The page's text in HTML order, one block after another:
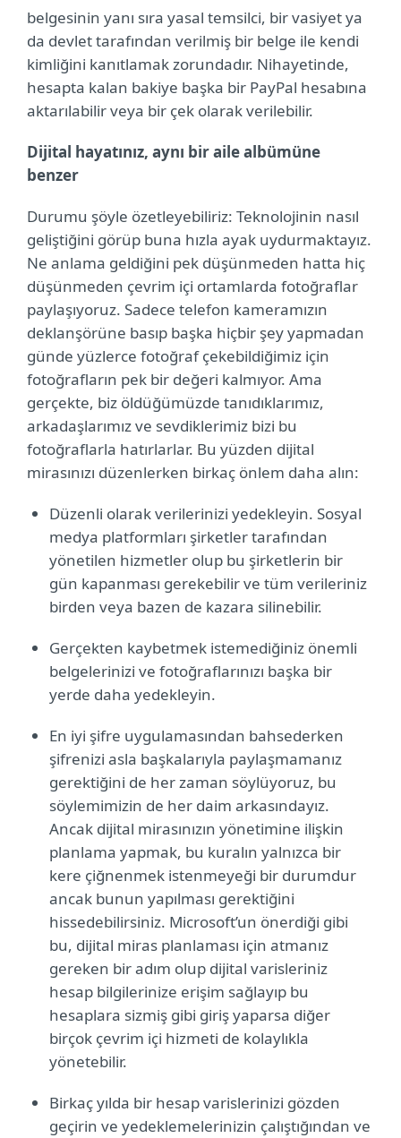
belgesinin yanı sıra yasal temsilci, bir vasiyet ya
da devlet tarafından verilmiş bir belge ile kendi
kimliğini kanıtlamak zorundadır. Nihayetinde,
hesapta kalan bakiye başka bir PayPal hesabına
aktarılabilir veya bir çek olarak verilebilir.
Dijital hayatınız, aynı bir aile albümüne
benzer
Durumu şöyle özetleyebiliriz: Teknolojinin nasıl
geliştiğini görüp buna hızla ayak uydurmaktayız.
Ne anlama geldiğini pek düşünmeden hatta hiç
düşünmeden çevrim içi ortamlarda fotoğraflar
paylaşıyoruz. Sadece telefon kameramızın
deklanşörüne basıp başka hiçbir şey yapmadan
günde yüzlerce fotoğraf çekebildiğimiz için
fotoğrafların pek bir değeri kalmıyor. Ama
gerçekte, biz öldüğümüzde tanıdıklarımız,
arkadaşlarımız ve sevdiklerimiz bizi bu
fotoğraflarla hatırlarlar. Bu yüzden dijital
mirasınızı düzenlerken birkaç önlem daha alın:
Düzenli olarak verilerinizi yedekleyin. Sosyal
medya platformları şirketler tarafından
yönetilen hizmetler olup bu şirketlerin bir
gün kapanması gerekebilir ve tüm verileriniz
birden veya bazen de kazara silinebilir.
Gerçekten kaybetmek istemediğiniz önemli
belgelerinizi ve fotoğraflarınızı başka bir
yerde daha yedekleyin.
En iyi şifre uygulamasından bahsederken
şifrenizi asla başkalarıyla paylaşmamanız
gerektiğini de her zaman söylüyoruz, bu
söylemimizin de her daim arkasındayız.
Ancak dijital mirasınızın yönetimine ilişkin
planlama yapmak, bu kuralın yalnızca bir
kere çiğnenmek istenmeyeği bir durumdur
ancak bunun yapılması gerektiğini
hissedebilirsiniz. Microsoft’un önerdiği gibi
bu, dijital miras planlaması için atmanız
gereken bir adım olup dijital varisleriniz
hesap bilgilerinize erişim sağlayıp bu
hesaplara sizmiş gibi giriş yaparsa diğer
birçok çevrim içi hizmeti de kolaylıkla
yönetebilir.
Birkaç yılda bir hesap varislerinizi gözden
geçirin ve yedeklemelerinizin çalıştığından ve